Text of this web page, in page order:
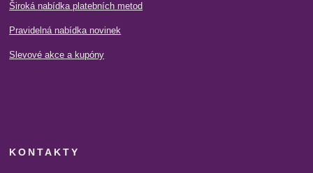
Široká nabídka platebních metod
Pravidelná nabídka novinek
Slevové akce a kupóny
KONTAKTY